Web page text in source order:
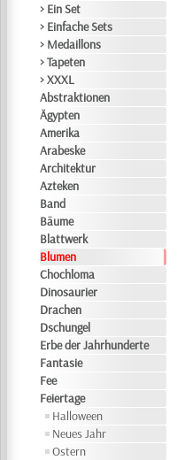
> Ein Set
> Einfache Sets
> Medaillons
> Tapeten
> XXXL
Abstraktionen
Ägypten
Amerika
Arabeske
Architektur
Azteken
Band
Bäume
Blattwerk
Blumen
Chochloma
Dinosaurier
Drachen
Dschungel
Erbe der Jahrhunderte
Fantasie
Fee
Feiertage
Halloween
Neues Jahr
Ostern